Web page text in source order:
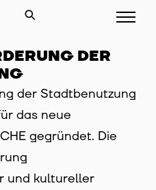
DER
der Stadtbenutzung
das neue
gegründet. Die
und kultureller